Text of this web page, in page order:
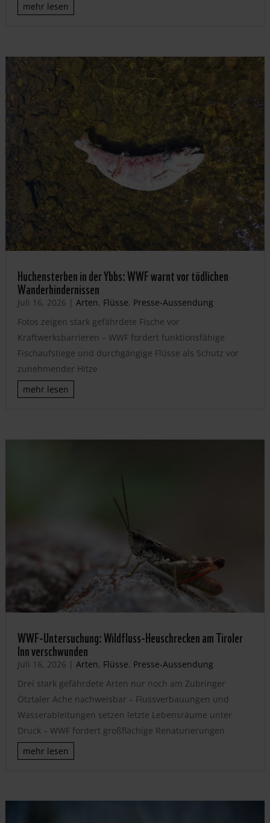
mehr lesen
Huchensterben in der Ybbs: WWF warnt vor tödlichen
Wanderhindernissen
Juli 16, 2026 | Arten, Flüsse, Presse-Aussendung
Fotos zeigen stark gefährdete Fische vor
Kraftwerksbarrieren – WWF fordert funktionsfähige
Fischaufstiege und durchgängige Flüsse als Schutz vor
zunehmender Hitze
mehr lesen
WWF-Untersuchung: Wildfluss-Heuschrecken am Tiroler
Inn verschwunden
Juli 16, 2026 | Arten, Flüsse, Presse-Aussendung
Drei stark gefährdete Arten nur noch am Zubringer
Ötztaler Ache nachweisbar – Flussverbauungen und
Wasserableitungen setzen letzte Lebensräume unter
Druck – WWF fordert großflächige Renaturierungen
mehr lesen